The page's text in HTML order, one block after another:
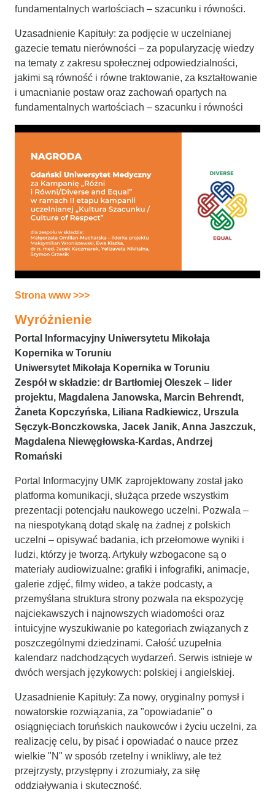
fundamentalnych wartościach – szacunku i równości.
Uzasadnienie Kapituły: za podjęcie w uczelnianej
gazecie tematu nierówności – za popularyzację wiedzy
na tematy z zakresu społecznej odpowiedzialności,
jakimi są równość i równe traktowanie, za kształtowanie
i umacnianie postaw oraz zachowań opartych na
fundamentalnych wartościach – szacunku i równości
Strona www >>>
Wyróżnienie
Portal Informacyjny Uniwersytetu Mikołaja
Kopernika w Toruniu
Uniwersytet Mikołaja Kopernika w Toruniu
Zespół w składzie: dr Bartłomiej Oleszek – lider
projektu, Magdalena Janowska, Marcin Behrendt,
Żaneta Kopczyńska, Liliana Radkiewicz, Urszula
Sęczyk-Bonczkowska, Jacek Janik, Anna Jaszczuk,
Magdalena Niewęgłowska-Kardas, Andrzej
Romański
Portal Informacyjny UMK zaprojektowany został jako
platforma komunikacji, służąca przede wszystkim
prezentacji potencjału naukowego uczelni. Pozwala –
na niespotykaną dotąd skalę na żadnej z polskich
uczelni – opisywać badania, ich przełomowe wyniki i
ludzi, którzy je tworzą. Artykuły wzbogacone są o
materiały audiowizualne: grafiki i infografiki, animacje,
galerie zdjęć, filmy wideo, a także podcasty, a
przemyślana struktura strony pozwala na ekspozycję
najciekawszych i najnowszych wiadomości oraz
intuicyjne wyszukiwanie po kategoriach związanych z
poszczególnymi dziedzinami. Całość uzupełnia
kalendarz nadchodzących wydarzeń. Serwis istnieje w
dwóch wersjach językowych: polskiej i angielskiej.
Uzasadnienie Kapituły: Za nowy, oryginalny pomysł i
nowatorskie rozwiązania, za "opowiadanie" o
osiągnięciach toruńskich naukowców i życiu uczelni, za
realizację celu, by pisać i opowiadać o nauce przez
wielkie "N" w sposób rzetelny i wnikliwy, ale też
przejrzysty, przystępny i zrozumiały, za siłę
oddziaływania i skuteczność.